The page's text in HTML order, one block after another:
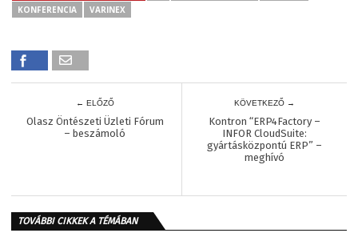
KONFERENCIA
VARINEX
← ELŐZŐ
Olasz Öntészeti Üzleti Fórum
– beszámoló
KÖVETKEZŐ →
Kontron “ERP4Factory –
INFOR CloudSuite:
gyártásközpontú ERP” –
meghívó
TOVÁBBI CIKKEK A TÉMÁBAN